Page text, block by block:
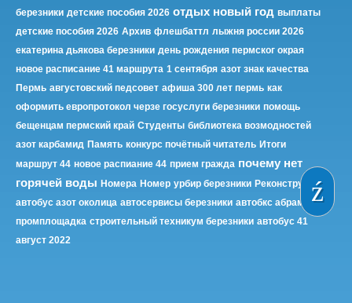
березники детские пособия 2026 отдых новый год выплаты
детские пособия 2026 Архив флешбаттл лыжня россии 2026
екатерина дьякова березники день рождения пермског окрая
новое расписание 41 маршрута 1 сентября азот знак качества
Пермь августовский педсовет афиша 300 лет пермь как
оформить европротокол черзе госуслуги березники помощь
бещенцам пермский край Студенты библиотека возмодностей
азот карбамид Память конкурс почётный читатель Итоги
маршрут 44 новое распиание 44 прием гражда почему нет
горячей воды Номера Номер урбир березники Реконструкция
автобус азот околица автосервисы березники автобкс абрамово
промплощадка строительный техникум березники автобус 41
август 2022